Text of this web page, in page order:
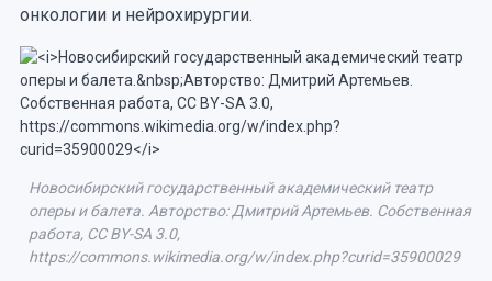
онкологии и нейрохирургии.
Новосибирский государственный академический театр
оперы и балета. Авторство: Дмитрий Артемьев. Собственная
работа, CC BY-SA 3.0,
https://commons.wikimedia.org/w/index.php?curid=35900029